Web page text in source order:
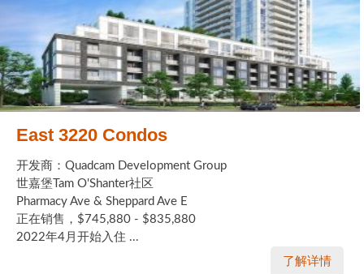
East 3220 Condos
开发商：Quadcam Development Group
世嘉堡Tam O'Shanter社区
Pharmacy Ave & Sheppard Ave E
正在销售，$745,880 - $835,880
2022年4月开始入住 ...
了解详情